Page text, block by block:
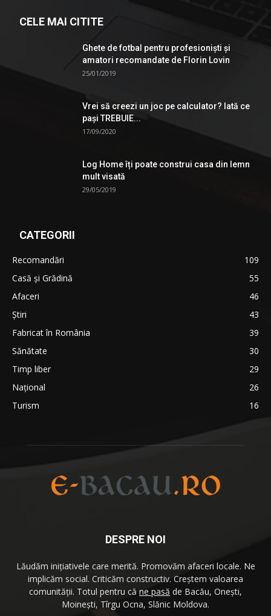
CELE MAI CITITE
Ghete de fotbal pentru profesionişti şi
amatori recomandate de Florin Lovin
25/01/2019
Vrei să creezi un joc pe calculator? Iată ce
pași TREBUIE...
17/09/2020
Log Home îți poate construi casa din lemn
mult visată
29/05/2019
CATEGORII
Recomandări
109
Casă şi Grădină
55
Afaceri
46
Ştiri
43
Fabricat în România
39
Sănătate
30
Timp liber
29
Național
26
Turism
16
DESPRE NOI
Lăudăm iniţiativele care merită. Promovăm afaceri locale. Ne
implicăm social. Criticăm constructiv. Creştem valoarea
comunităţii. Totul pentru că ne pasă de Bacău, Oneşti,
Moineşti, Tîrgu Ocna, Slănic Moldova.